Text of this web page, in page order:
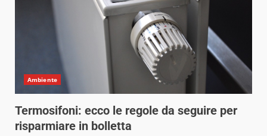
Ambiente
Termosifoni: ecco le regole da seguire per
risparmiare in bolletta